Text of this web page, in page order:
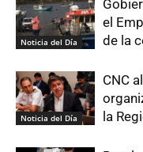
Noticia del Día
el
de la
Noticia del Día
CNC
la